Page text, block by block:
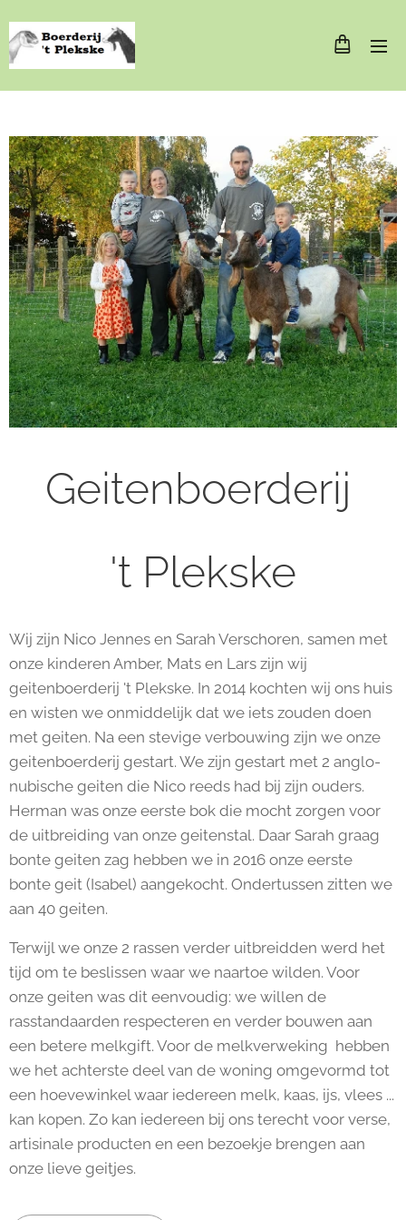
Geitenboerderij
't Plekske
Wij zijn Nico Jennes en Sarah Verschoren, samen met
onze kinderen Amber, Mats en Lars zijn wij
geitenboerderij 't Plekske. In 2014 kochten wij ons huis
en wisten we onmiddelijk dat we iets zouden doen
met geiten. Na een stevige verbouwing zijn we onze
geitenboerderij gestart. We zijn gestart met 2 anglo-
nubische geiten die Nico reeds had bij zijn ouders.
Herman was onze eerste bok die mocht zorgen voor
de uitbreiding van onze geitenstal. Daar Sarah graag
bonte geiten zag hebben we in 2016 onze eerste
bonte geit (Isabel) aangekocht. Ondertussen zitten we
aan 40 geiten.
Terwijl we onze 2 rassen verder uitbreidden werd het
tijd om te beslissen waar we naartoe wilden. Voor
onze geiten was dit eenvoudig: we willen de
rasstandaarden respecteren en verder bouwen aan
een betere melkgift. Voor de melkverweking hebben
we het achterste deel van de woning omgevormd tot
een hoevewinkel waar iedereen melk, kaas, ijs, vlees ...
kan kopen. Zo kan iedereen bij ons terecht voor verse,
artisinale producten en een bezoekje brengen aan
onze lieve geitjes.